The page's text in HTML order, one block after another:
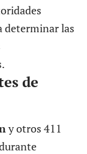
determinar las
de
y otros 411